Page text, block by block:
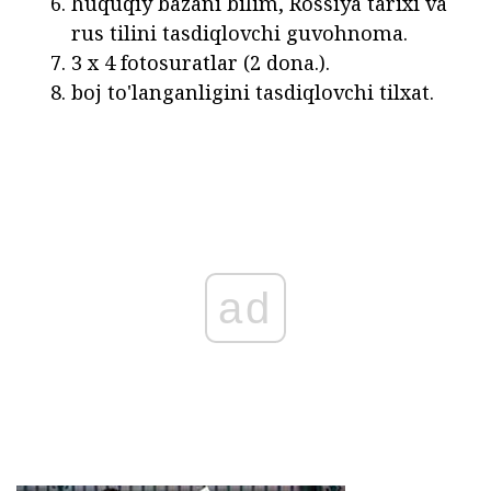
rus tilini tasdiqlovchi guvohnoma.
3 x 4 fotosuratlar (2 dona.).
boj to'langanligini tasdiqlovchi tilxat.
ad